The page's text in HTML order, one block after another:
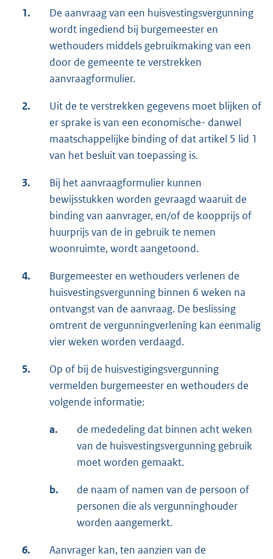
1.
De aanvraag van een huisvestingsvergunning
wordt ingediend bij burgemeester en
wethouders middels gebruikmaking van een
door de gemeente te verstrekken
aanvraagformulier.
2.
Uit de te verstrekken gegevens moet blijken of
er sprake is van een economische- danwel
maatschappelijke binding of dat artikel 5 lid 1
van het besluit van toepassing is.
3.
Bij het aanvraagformulier kunnen
bewijsstukken worden gevraagd waaruit de
binding van aanvrager, en/of de koopprijs of
huurprijs van de in gebruik te nemen
woonruimte, wordt aangetoond.
4.
Burgemeester en wethouders verlenen de
huisvestingsvergunning binnen 6 weken na
ontvangst van de aanvraag. De beslissing
omtrent de vergunningverlening kan eenmalig
vier weken worden verdaagd.
5.
Op of bij de huisvestigingsvergunning
vermelden burgemeester en wethouders de
volgende informatie:
a.
de mededeling dat binnen acht weken
van de huisvestingsvergunning gebruik
moet worden gemaakt.
b.
de naam of namen van de persoon of
personen die als vergunninghouder
worden aangemerkt.
6.
Aanvrager kan, ten aanzien van de